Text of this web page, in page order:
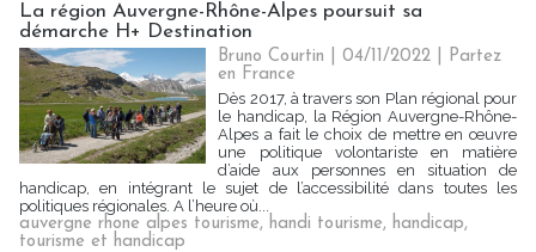
La région Auvergne-Rhône-Alpes poursuit sa
démarche H+ Destination
Bruno Courtin | 04/11/2022
Partez
en France
Dès 2017, à travers son Plan régional pour
le handicap, la Région Auvergne-Rhône-
Alpes a fait le choix de mettre en œuvre
une politique volontariste en matière
d’aide aux personnes en situation de
handicap, en intégrant le sujet de l’accessibilité dans toutes les
politiques régionales. A l’heure où...
auvergne rhone alpes tourisme, handi tourisme, handicap,
tourisme et handicap